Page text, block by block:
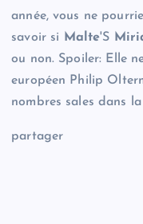
année, vous ne
savoir si
Malte'S
ou non. Spoiler: Elle
européen Philip
nombres sales dans
partager